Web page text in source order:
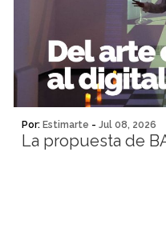
Por: Estimarte - Jul 08, 2026
La propuesta de